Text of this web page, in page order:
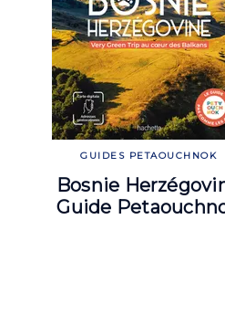
GUIDES PETAOUCHNOK
Bosnie
Guide